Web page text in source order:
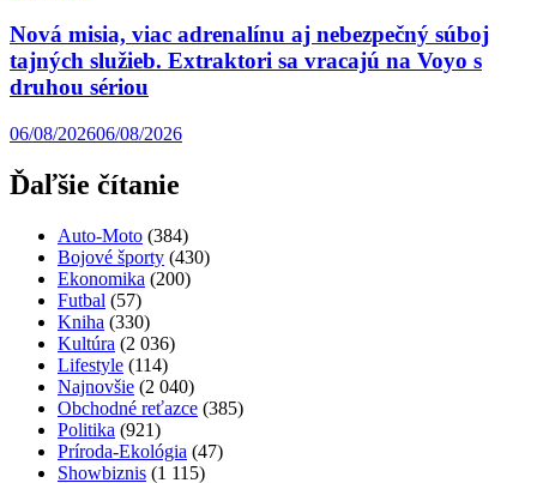
Nová misia, viac adrenalínu aj nebezpečný súboj
tajných služieb. Extraktori sa vracajú na Voyo s
druhou sériou
06/08/202606/08/2026
Ďaľšie čítanie
Auto-Moto (384)
Bojové športy (430)
Ekonomika (200)
Futbal (57)
Kniha (330)
Kultúra (2 036)
Lifestyle (114)
Najnovšie (2 040)
Obchodné reťazce (385)
Politika (921)
Príroda-Ekológia (47)
Showbiznis (1 115)